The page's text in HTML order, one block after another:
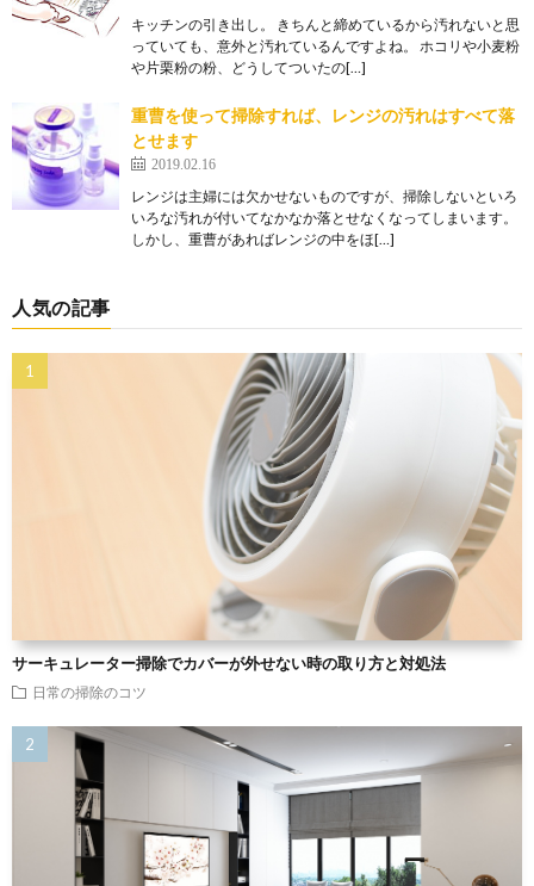
キッチンの引き出し。 きちんと締めているから汚れないと思
っていても、意外と汚れているんですよね。 ホコリや小麦粉
や片栗粉の粉、どうしてついたの[…]
重曹を使って掃除すれば、レンジの汚れはすべて落
とせます
2019.02.16
レンジは主婦には欠かせないものですが、掃除しないといろ
いろな汚れが付いてなかなか落とせなくなってしまいます。
しかし、重曹があればレンジの中をほ[…]
人気の記事
サーキュレーター掃除でカバーが外せない時の取り方と対処法
日常の掃除のコツ